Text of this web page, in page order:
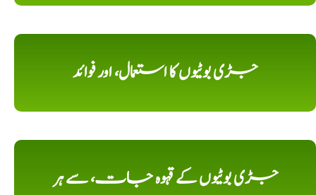
جڑی بوٹیوں کا استعمال، اور فوائد
جڑی بوٹیوں کے قہوہ جات، سے ہر